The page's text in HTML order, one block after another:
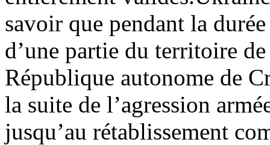
savoir que pendant la
d’une partie du territoire
République autonome de
la suite de l’agression
jusqu’au rétablissement